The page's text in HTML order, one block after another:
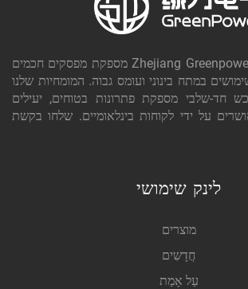
Zhejiang Greenpower Electric Co., Ltd מספקת מפסקים חכמים
במתח בינוני ועומס גבוה. המומחיות שלנו
חד-שלבי מספקת פתרונות בטוחים, יעילים
על ידי לקוחות בינלאומיים. שלחו בקשת
לינק שימושי
מוצרים
חֲדָשִים
עַל אָמַת